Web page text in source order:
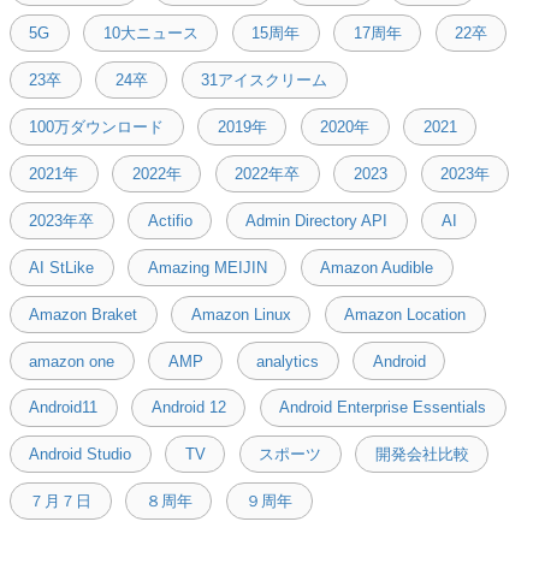
5G 10大ニュース 15周年 17周年 22卒
23卒 24卒 31アイスクリーム
100万ダウンロード 2019年 2020年 2021
2021年 2022年 2022年卒 2023 2023年
2023年卒 Actifio Admin Directory API AI
AI StLike Amazing MEIJIN Amazon Audible
Amazon Braket Amazon Linux Amazon Location
amazon one AMP analytics Android
Android11 Android 12 Android Enterprise Essentials
Android Studio TV スポーツ 開発会社比較
７月７日 ８周年 ９周年